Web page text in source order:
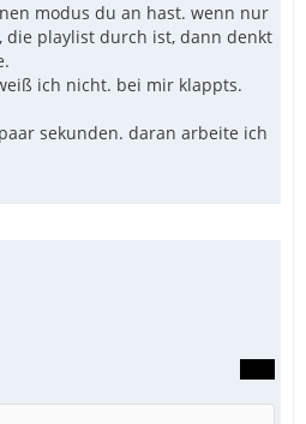
modus du an hast. wenn nur
playlist durch ist, dann denkt
ich nicht. bei mir klappts.
sekunden. daran arbeite ich